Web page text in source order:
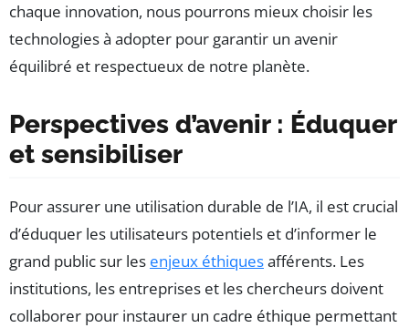
chaque innovation, nous pourrons mieux choisir les
technologies à adopter pour garantir un avenir
équilibré et respectueux de notre planète.
Perspectives d’avenir : Éduquer
et sensibiliser
Pour assurer une utilisation durable de l’IA, il est crucial
d’éduquer les utilisateurs potentiels et d’informer le
grand public sur les enjeux éthiquesafférents. Les
institutions, les entreprises et les chercheurs doivent
collaborer pour instaurer un cadre éthique permettant